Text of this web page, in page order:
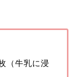
（牛乳に浸